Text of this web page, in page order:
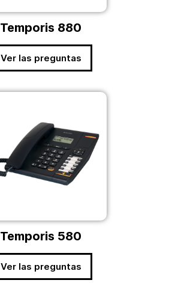
Temporis 880
Ver las preguntas
Temporis 580
Ver las preguntas